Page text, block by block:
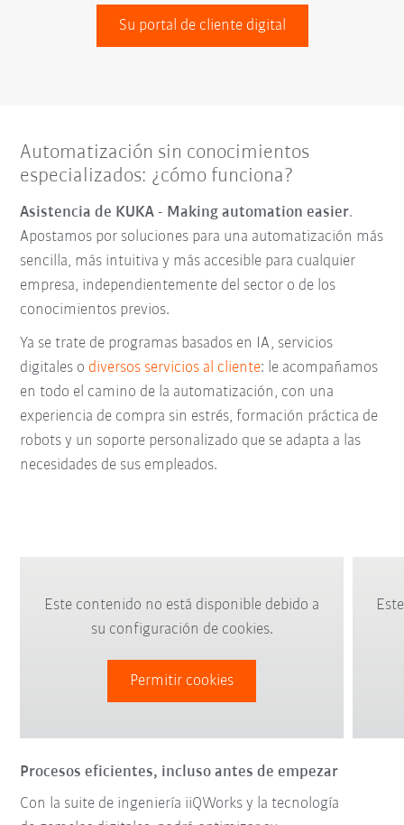
Su portal de cliente digital
Automatización sin conocimientos
especializados: ¿cómo funciona?
Asistencia de KUKA - Making automation easier.
Apostamos por soluciones para una automatización más
sencilla, más intuitiva y más accesible para cualquier
empresa, independientemente del sector o de los
conocimientos previos.
Ya se trate de programas basados en IA, servicios
digitales o diversos servicios al cliente: le acompañamos
en todo el camino de la automatización, con una
experiencia de compra sin estrés, formación práctica de
robots y un soporte personalizado que se adapta a las
necesidades de sus empleados.
Este contenido no está disponible debido a
su configuración de cookies.
Permitir cookies
Procesos eficientes, incluso antes de empezar
Con la suite de ingeniería iiQWorks y la tecnología